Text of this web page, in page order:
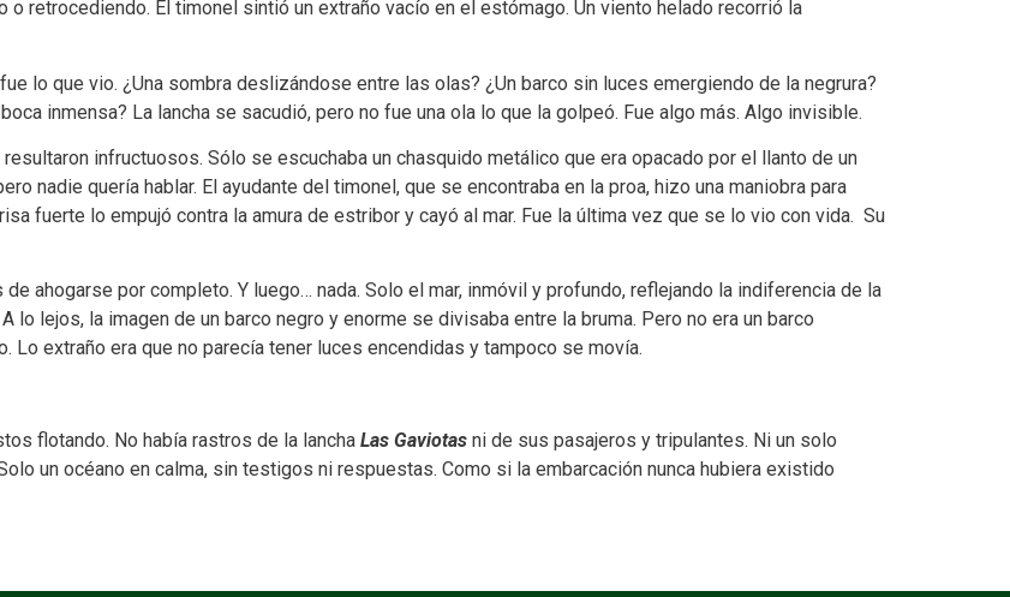
retrocediendo. El timonel sintió un extraño vacío en el estómago. Un viento helado recorrió la
lo que vio. ¿Una sombra deslizándose entre las olas? ¿Un barco sin luces emergiendo de la negrura?
inmensa? La lancha se sacudió, pero no fue una ola lo que la golpeó. Fue algo más. Algo invisible.
infructuosos. Sólo se escuchaba un chasquido metálico que era opacado por el llanto de un
nadie quería hablar. El ayudante del timonel, que se encontraba en la proa, hizo una maniobra para
fuerte lo empujó contra la amura de estribor y cayó al mar. Fue la última vez que se lo vio con vida. Su
ahogarse por completo. Y luego… nada. Solo el mar, inmóvil y profundo, reflejando la indiferencia de la
lejos, la imagen de un barco negro y enorme se divisaba entre la bruma. Pero no era un barco
extraño era que no parecía tener luces encendidas y tampoco se movía.
flotando. No había rastros de la lancha Las Gaviotas ni de sus pasajeros y tripulantes. Ni un solo
un océano en calma, sin testigos ni respuestas. Como si la embarcación nunca hubiera existido